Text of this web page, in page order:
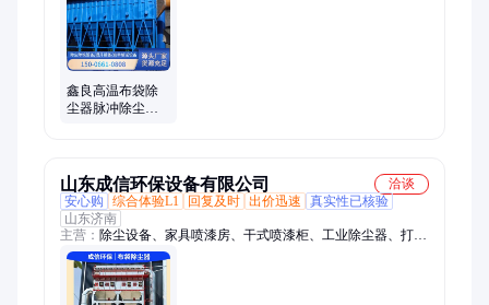
机、重型链板输送机
鑫良高温布袋除
尘器脉冲除尘器
山东成信环保设备有限公司
洽谈
安心购
综合体验L1 回复及时 出价迅速
真实性已核验
山东济南
主营： 除尘设备、家具喷漆房、干式喷漆柜、工业除尘器、打磨
吸尘柜